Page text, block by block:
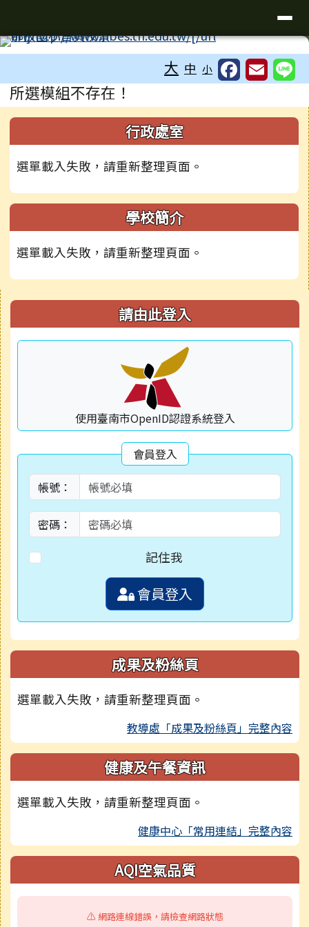
大 中 小
主內容區域
所選模組不存在！
下中右區域內容
左邊區域內容 行政處室
選單載入失敗，請重新整理頁面。
學校簡介
選單載入失敗，請重新整理頁面。
右邊區域內容 請由此登入
使用臺南市OpenID認證系統登入
會員登入
帳號：
密碼：
記住我
會員登入
成果及粉絲頁
選單載入失敗，請重新整理頁面。
教導處「成果及粉絲頁」完整內容
健康及午餐資訊
選單載入失敗，請重新整理頁面。
健康中心「常用連結」完整內容
AQI空氣品質
⚠️ 網路連線錯誤，請檢查網路狀態
頁尾區域